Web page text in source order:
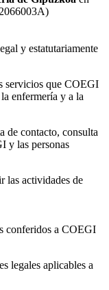
y estatutariamente
servicios que COEGI
enfermería y a la
de contacto, consulta
y las personas
las actividades de
conferidos a COEGI
legales aplicables a